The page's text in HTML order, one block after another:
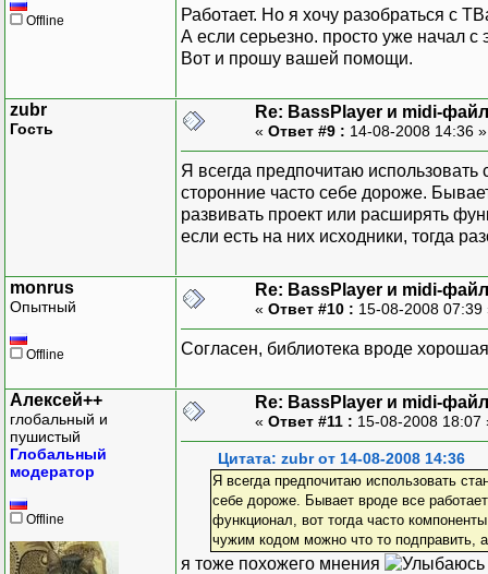
Offline
Работает. Но я хочу разобраться с
А если серьезно. просто уже начал с
Вот и прошу вашей помощи.
zubr
Гость
Re: BassPlayer и midi-
« Ответ #9 : 14-08-2008 14:36
Я всегда предпочитаю
сторонние часто себе дороже.
развивать проект или расширять
если есть на них исходники, тогда
monrus
Опытный
Offline
Re: BassPlayer и midi-
« Ответ #10 : 15-08-2008
Согласен, библиотека вроде
Алексей++
глобальный и
пушистый
Глобальный
модератор
Offline
Re: BassPlayer и midi-
« Ответ #11 : 15-08-2008
Цитата: zubr от 14-08-2008 14:36
Я всегда предпочитаю использовать
себе дороже. Бывает вроде все
функционал, вот тогда часто
чужим кодом можно что то подправить,
я тоже похожего мнения